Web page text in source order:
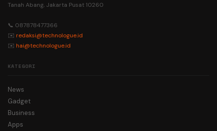
Tanah Abang, Jakarta Pusat 10260
📞 087878477366
✉️ redaksi@technologue.id
✉️ hai@technologue.id
KATEGORI
News
Gadget
Business
Apps